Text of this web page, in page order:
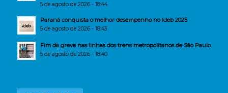
5 de agosto de 2026 - 18:44
Paraná conquista o melhor desempenho no Ideb 2025
5 de agosto de 2026 - 18:43
Fim da greve nas linhas dos trens metropolitanos de São Paulo
5 de agosto de 2026 - 18:40